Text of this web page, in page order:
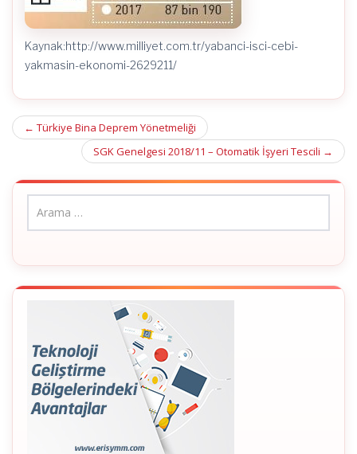
Kaynak:http://www.milliyet.com.tr/yabanci-isci-cebi-
yakmasin-ekonomi-2629211/
Post
navigation
← Türkiye Bina Deprem Yönetmeliği
SGK Genelgesi 2018/11 – Otomatik İşyeri Tescili →